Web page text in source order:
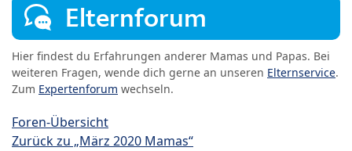
Elternforum
Hier findest du Erfahrungen anderer Mamas und Papas. Bei
weiteren Fragen, wende dich gerne an unseren Elternservice.
Zum Expertenforum wechseln.
Foren-Übersicht
Zurück zu „März 2020 Mamas“